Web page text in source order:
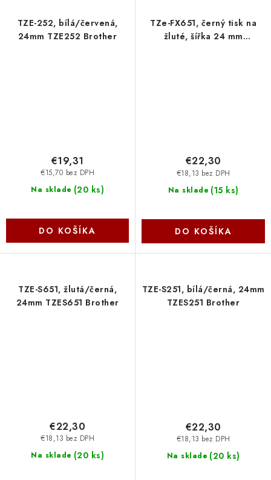
TZE-252, bílá/červená,
24mm TZE252 Brother
Na sklade (20 ks)
€15,70 bez DPH
€19,31
DO KOŠÍKA
TZe-FX651, černý tisk na
žluté, šířka 24 mm
Na sklade (15 ks)
€18,13 bez DPH
€22,30
DO KOŠÍKA
TZE-S651, žlutá/černá,
24mm TZES651 Brother
Na sklade (20 ks)
€18,13 bez DPH
€22,30
TZE-S251, bílá/černá, 24mm
TZES251 Brother
Na sklade (20 ks)
€18,13 bez DPH
€22,30